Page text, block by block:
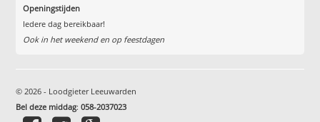
Openingstijden
Iedere dag bereikbaar!
Ook in het weekend en op feestdagen
© 2026 - Loodgieter Leeuwarden
Bel deze middag:058-2037023